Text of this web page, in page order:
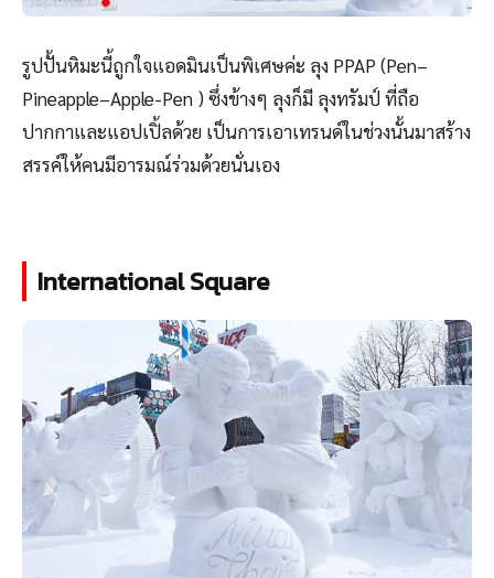
รูปปั้นหิมะนี้ถูกใจแอดมินเป็นพิเศษค่ะ ลุง PPAP (Pen–
Pineapple–Apple-Pen ) ซึ่งข้างๆ ลุงก็มี ลุงทรัมป์ ที่ถือ
ปากกาและแอปเปิ้ลด้วย เป็นการเอาเทรนด์ในช่วงนั้นมาสร้าง
สรรค์ให้คนมีอารมณ์ร่วมด้วยนั่นเอง
International Square